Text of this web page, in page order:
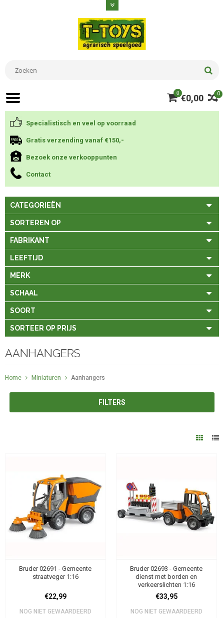
0
0 €0,00
Specialistisch en veel op voorraad
Gratis verzending vanaf €150,-
Bezoek onze verkooppunten
Contact
CATEGORIEËN
SORTEREN OP
FABRIKANT
LEEFTIJD
MERK
SCHAAL
SOORT
SORTEER OP PRIJS
AANHANGERS
Home Miniaturen Aanhangers
FILTERS
Bruder 02691 - Gemeente
straatveger 1:16
€22,99
NOG NIET GEWAARDEERD
Bruder 02693 - Gemeente
dienst met borden en
verkeerslichten 1:16
€33,95
NOG NIET GEWAARDEERD